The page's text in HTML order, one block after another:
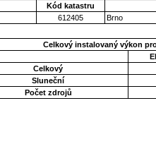
Kód katastru
612405 Brno
Celkový instalovaný výkon
Celkový
Sluneční
Počet zdrojů